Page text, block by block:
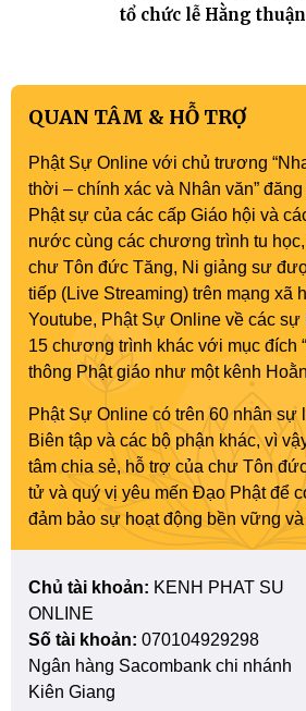
tổ chức lễ Hằng
QUAN TÂM & HỖ TRỢ
Phật Sự Online với chủ trương
thời – chính xác và Nhân văn”
Phật sự của các cấp Giáo hội và
nước cùng các chương trình tu
chư Tôn đức Tăng, Ni giảng sư
tiếp (Live Streaming) trên mạng xã
Youtube, Phật Sự Online về các sự
15 chương trình khác với mục đích
thông Phật giáo như một kênh
Phật Sự Online có trên 60 nhân sự
Biên tập và các bộ phận khác, vì
tâm chia sẻ, hỗ trợ của chư Tôn
tử và quý vị yêu mến Đạo Phật để
đảm bảo sự hoạt động bền vững
Chủ tài khoản: KENH PHAT SU
ONLINE
Số tài khoản: 070104929298
Ngân hàng Sacombank chi nhánh
Kiên Giang